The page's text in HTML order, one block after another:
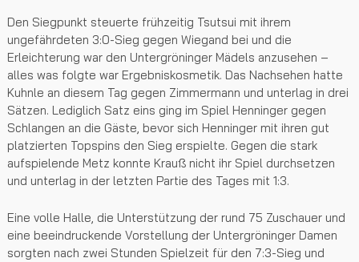
Den Siegpunkt steuerte frühzeitig Tsutsui mit ihrem
ungefährdeten 3:0-Sieg gegen Wiegand bei und die
Erleichterung war den Untergröninger Mädels anzusehen –
alles was folgte war Ergebniskosmetik. Das Nachsehen hatte
Kuhnle an diesem Tag gegen Zimmermann und unterlag in drei
Sätzen. Lediglich Satz eins ging im Spiel Henninger gegen
Schlangen an die Gäste, bevor sich Henninger mit ihren gut
platzierten Topspins den Sieg erspielte. Gegen die stark
aufspielende Metz konnte Krauß nicht ihr Spiel durchsetzen
und unterlag in der letzten Partie des Tages mit 1:3.
Eine volle Halle, die Unterstützung der rund 75 Zuschauer und
eine beeindruckende Vorstellung der Untergröninger Damen
sorgten nach zwei Stunden Spielzeit für den 7:3-Sieg und